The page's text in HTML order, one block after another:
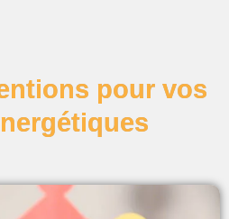
pour vos